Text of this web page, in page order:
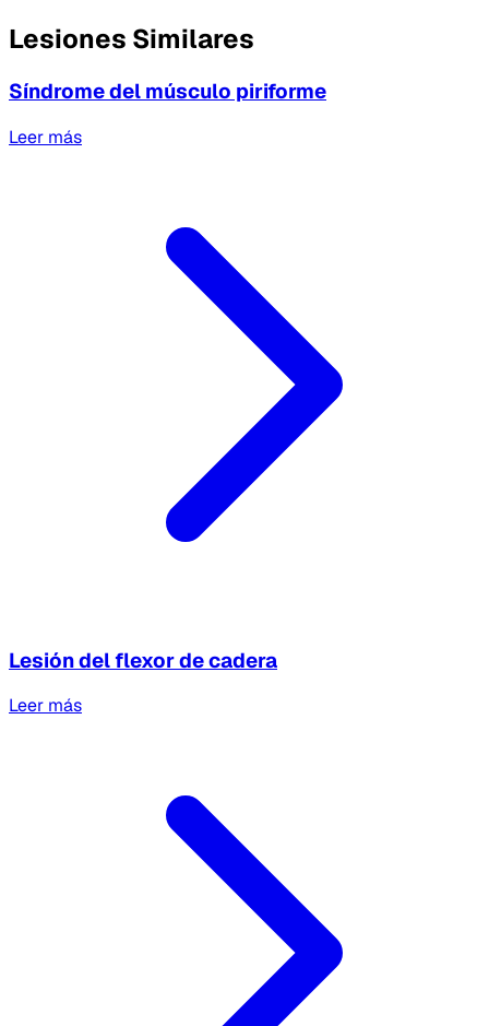
Lesiones Similares
Síndrome del músculo piriforme
Leer más
Lesión del flexor de cadera
Leer más